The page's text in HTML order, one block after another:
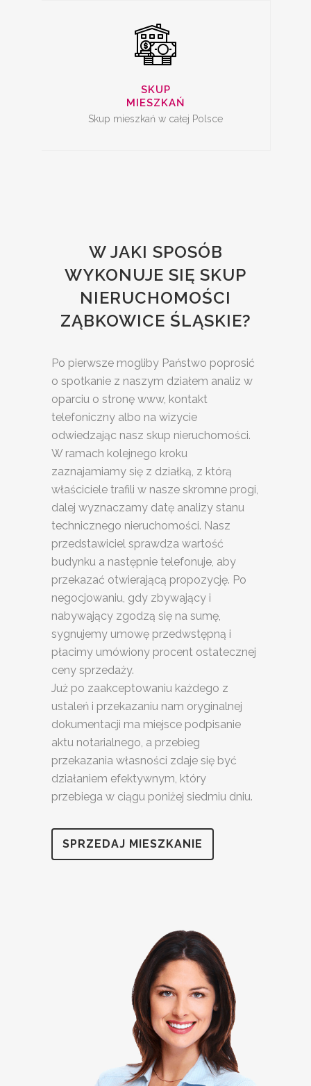
SKUP
MIESZKAŃ
Skup mieszkań w całej Polsce
W JAKI SPOSÓB
WYKONUJE SIĘ SKUP
NIERUCHOMOŚCI
ZĄBKOWICE ŚLĄSKIE?
Po pierwsze mogliby Państwo poprosić
o spotkanie z naszym działem analiz w
oparciu o stronę www, kontakt
telefoniczny albo na wizycie
odwiedzając nasz skup nieruchomości.
W ramach kolejnego kroku
zaznajamiamy się z działką, z którą
właściciele trafili w nasze skromne progi,
dalej wyznaczamy datę analizy stanu
technicznego nieruchomości. Nasz
przedstawiciel sprawdza wartość
budynku a następnie telefonuje, aby
przekazać otwierającą propozycję. Po
negocjowaniu, gdy zbywający i
nabywający zgodzą się na sumę,
sygnujemy umowę przedwstępną i
płacimy umówiony procent ostatecznej
ceny sprzedaży.
Już po zaakceptowaniu każdego z
ustaleń i przekazaniu nam oryginalnej
dokumentacji ma miejsce podpisanie
aktu notarialnego, a przebieg
przekazania własności zdaje się być
działaniem efektywnym, który
przebiega w ciągu poniżej siedmiu dniu.
SPRZEDAJ MIESZKANIE